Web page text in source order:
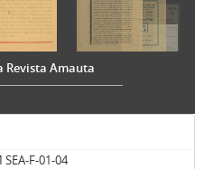
Revista Amauta
SEA-F-01-04